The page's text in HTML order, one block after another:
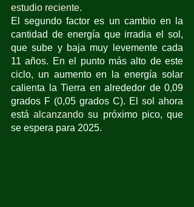
estudio reciente.
El segundo factor es un cambio en la
cantidad de energía que irradia el sol,
que sube y baja muy levemente cada
11 años. En el punto más alto de este
ciclo, un aumento en la energía solar
calienta la Tierra en alrededor de 0,09
grados F (0,05 grados C). El sol ahora
está alcanzando su próximo pico, que
se espera para 2025.